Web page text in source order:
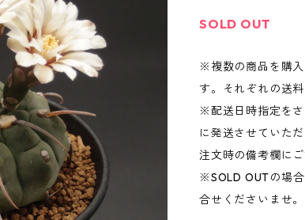
SOLD OUT
※複数の商品を購
す。それぞれの送
※配送日時指定を
に発送させていた
注文時の備考欄に
※SOLD OUTの場
合せくださいませ。